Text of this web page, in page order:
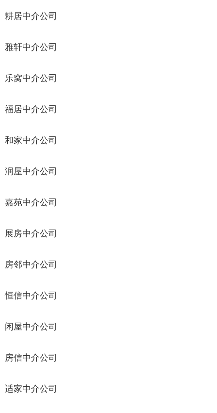
耕居中介公司
雅轩中介公司
乐窝中介公司
福居中介公司
和家中介公司
润屋中介公司
嘉苑中介公司
展房中介公司
房邻中介公司
恒信中介公司
闲屋中介公司
房信中介公司
适家中介公司